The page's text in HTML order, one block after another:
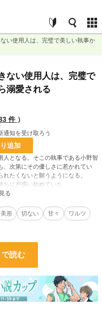
い使用人は、完璧で美しい執事か
ない使用人は、完璧で
溺愛される
件 ）
通知を受け取ろう
追加
人となる。そこの執事である小野智
、次第にその優しさに惹かれてい
たくないと願うようになる。
に戸惑い始めていた。
。
い執事に出会い…。
も渡さない」
な彼を黒川芳太郎の存在が惑わせ
美形 切ない 甘々
ワルツ
読む